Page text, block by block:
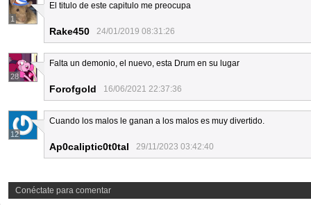
1
El titulo de este capitulo me preocupa
Rake450 24/01/2019 08:31:26
28
Falta un demonio, el nuevo, esta Drum en su lugar
Forofgold 16/06/2021 22:37:36
12
Cuando los malos le ganan a los malos es muy divertido.
Ap0caliptic0t0tal 29/11/2023 03:42:40
Conéctate para comentar